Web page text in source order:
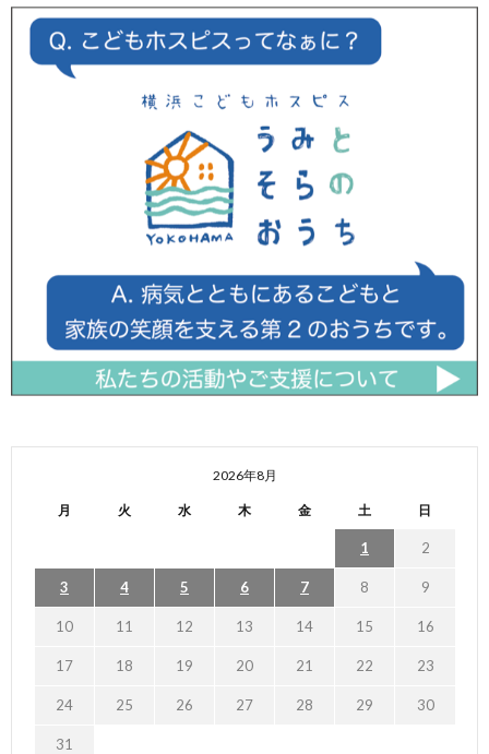
2026年8月
月 火 水 木 金 土 日
1 2
3 4 5 6 7 8 9
10 11 12 13 14 15 16
17 18 19 20 21 22 23
24 25 26 27 28 29 30
31